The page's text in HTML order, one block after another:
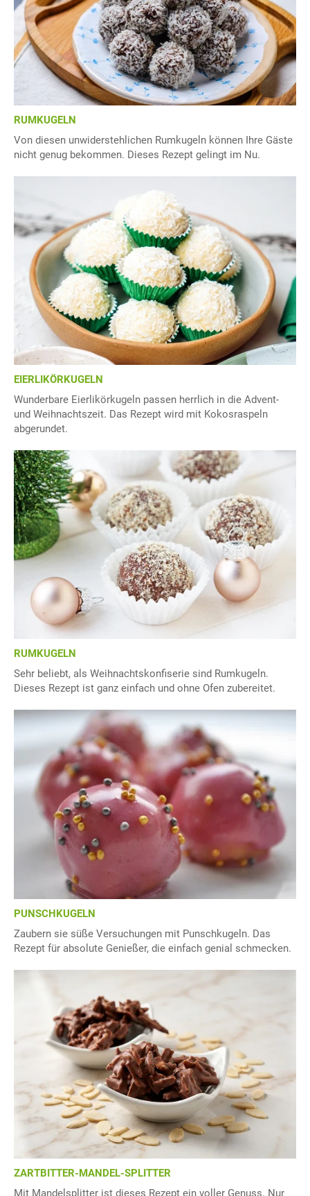
RUMKUGELN
Von diesen unwiderstehlichen Rumkugeln können Ihre Gäste
nicht genug bekommen. Dieses Rezept gelingt im Nu.
EIERLIKÖRKUGELN
Wunderbare Eierlikörkugeln passen herrlich in die Advent-
und Weihnachtszeit. Das Rezept wird mit Kokosraspeln
abgerundet.
RUMKUGELN
Sehr beliebt, als Weihnachtskonfiserie sind Rumkugeln.
Dieses Rezept ist ganz einfach und ohne Ofen zubereitet.
PUNSCHKUGELN
Zaubern sie süße Versuchungen mit Punschkugeln. Das
Rezept für absolute Genießer, die einfach genial schmecken.
ZARTBITTER-MANDEL-SPLITTER
Mit Mandelsplitter ist dieses Rezept ein voller Genuss. Nur